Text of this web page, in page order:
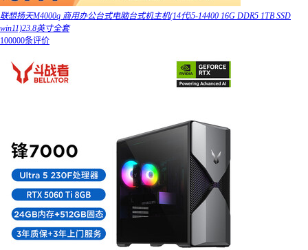
联想扬天M4000q 商用办公台式电脑台式机主机(14代i5-14400 16G DDR5 1TB SSD
win11)23.8英寸全套
100000条评价